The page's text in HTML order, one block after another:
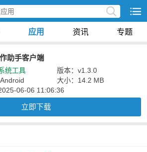
应用 资讯 专题
助手客户端
统工具
版本：v1.3.0
大小：14.2 MB
06-06 11:06:36
立即下载